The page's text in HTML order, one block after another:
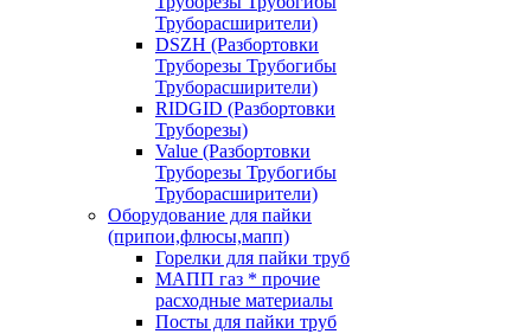
Труборасширители)
DSZH (Разбортовки
Труборезы Трубогибы
Труборасширители)
RIDGID (Разбортовки
Труборезы)
Value (Разбортовки
Труборезы Трубогибы
Труборасширители)
Оборудование для пайки
(припои,флюсы,мапп)
Горелки для пайки труб
МАПП газ * прочие
расходные материалы
Посты для пайки труб